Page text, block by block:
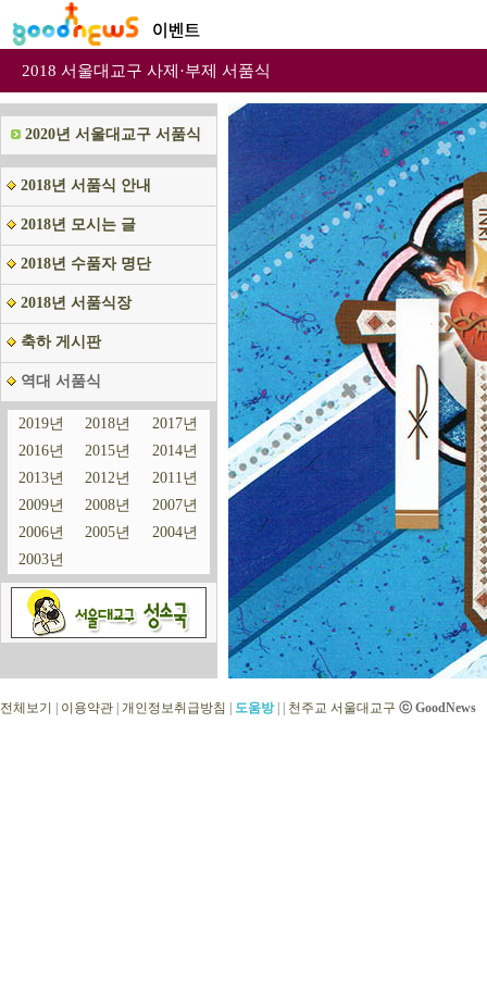
2018 서울대교구 사제·부제 서품식
2020년 서울대교구 서품식
2018년 서품식 안내
2018년 모시는 글
2018년 수품자 명단
2018년 서품식장
축하 게시판
역대 서품식
2019년 2018년
2017년
2016년
2015년
2014년
2013년
2012년
2011년
2009년
2008년
2007년
2006년
2005년
2004년
2003년
전체보기 이용약관 개인정보취급방침 도움방 천주교 서울대교구 ⓒ GoodNews